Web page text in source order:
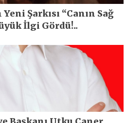
Şarkısı “Canın Sağ
İlgi Gördü!..